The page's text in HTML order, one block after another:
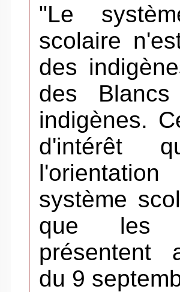
"Le
scolaire
des
des
indigènes.
d'intérêt
système
que les
présentent
du 9